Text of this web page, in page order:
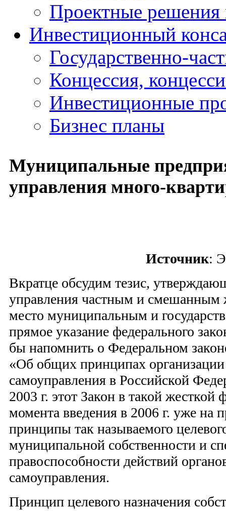
Проектные решения
Инвестиционный
Государственно-
Концессия,
Инвестиционные
Бизнес планы
Муниципальные
управления много-
Источник:
Вкратце обсудим тезис,
управления частным и
место муниципальным и
прямое указание федерального
бы напомнить о Федеральном
«Об общих принципах организации
самоуправления в Российской
2003 г. этот Закон в такой жесткой
момента введения в 2006 г. уже на
принципы так называемого
муниципальной собственности и
правоспособности действий
самоуправления.
Принцип целевого назначения